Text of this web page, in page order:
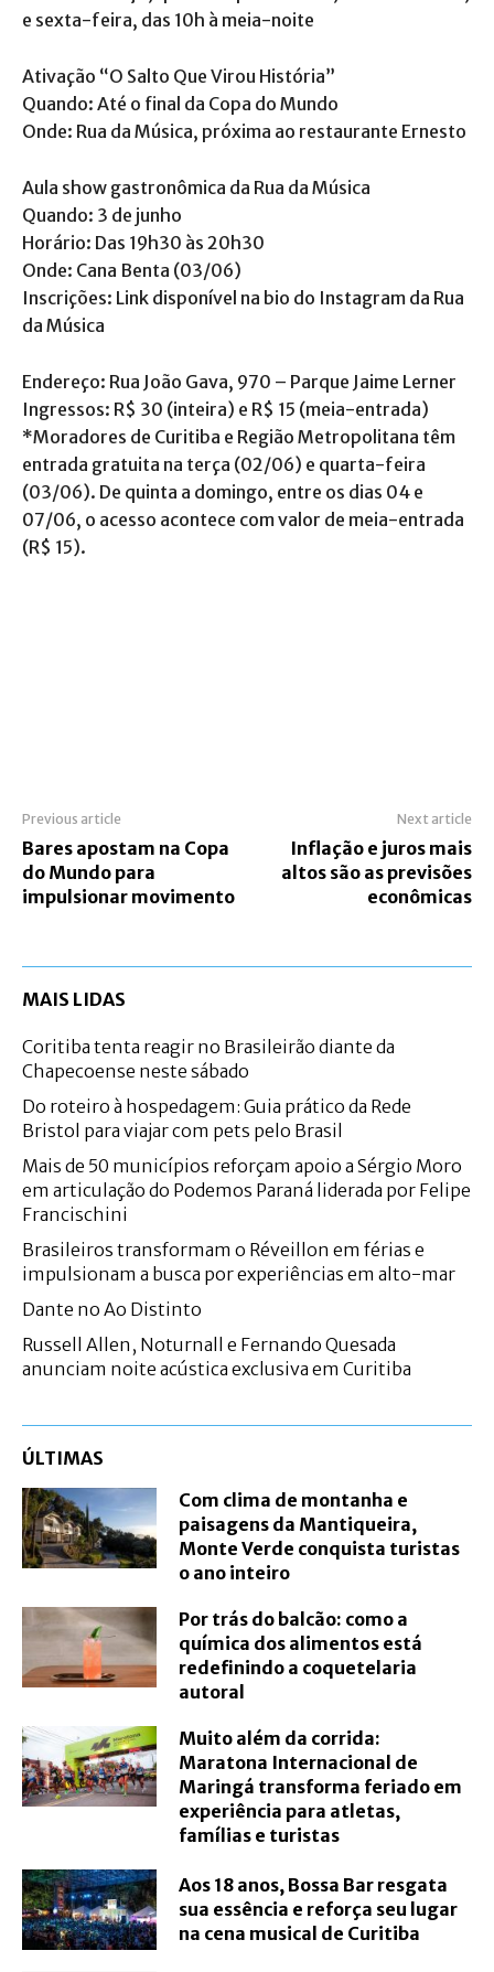
e sexta-feira, das 10h à meia-noite
Ativação “O Salto Que Virou História”
Quando: Até o final da Copa do Mundo
Onde: Rua da Música, próxima ao restaurante Ernesto
Aula show gastronômica da Rua da Música
Quando: 3 de junho
Horário: Das 19h30 às 20h30
Onde: Cana Benta (03/06)
Inscrições: Link disponível na bio do Instagram da Rua
da Música
Endereço: Rua João Gava, 970 – Parque Jaime Lerner
Ingressos: R$ 30 (inteira) e R$ 15 (meia-entrada)
*Moradores de Curitiba e Região Metropolitana têm
entrada gratuita na terça (02/06) e quarta-feira
(03/06). De quinta a domingo, entre os dias 04 e
07/06, o acesso acontece com valor de meia-entrada
(R$ 15).
Previous article
Bares apostam na Copa
do Mundo para
impulsionar movimento
Next article
Inflação e juros mais
altos são as previsões
econômicas
MAIS LIDAS
Coritiba tenta reagir no Brasileirão diante da
Chapecoense neste sábado
Do roteiro à hospedagem: Guia prático da Rede
Bristol para viajar com pets pelo Brasil
Mais de 50 municípios reforçam apoio a Sérgio Moro
em articulação do Podemos Paraná liderada por Felipe
Francischini
Brasileiros transformam o Réveillon em férias e
impulsionam a busca por experiências em alto-mar
Dante no Ao Distinto
Russell Allen, Noturnall e Fernando Quesada
anunciam noite acústica exclusiva em Curitiba
ÚLTIMAS
Com clima de montanha e
paisagens da Mantiqueira,
Monte Verde conquista turistas
o ano inteiro
Por trás do balcão: como a
química dos alimentos está
redefinindo a coquetelaria
autoral
Muito além da corrida:
Maratona Internacional de
Maringá transforma feriado em
experiência para atletas,
famílias e turistas
Aos 18 anos, Bossa Bar resgata
sua essência e reforça seu lugar
na cena musical de Curitiba